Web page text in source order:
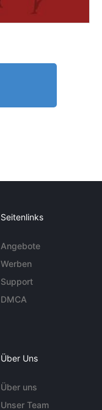
Seitenlinks
Angebote
Werben
Support
DMCA
Über Uns
Über uns
Unser Team